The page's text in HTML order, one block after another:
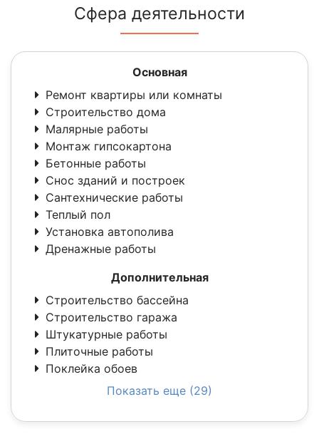
Сфера деятельности
Основная
Ремонт квартиры или комнаты
Строительство дома
Малярные работы
Монтаж гипсокартона
Бетонные работы
Снос зданий и построек
Сантехнические работы
Теплый пол
Установка автополива
Дренажные работы
Дополнительная
Строительство бассейна
Строительство гаража
Штукатурные работы
Плиточные работы
Поклейка обоев
Показать еще (29)